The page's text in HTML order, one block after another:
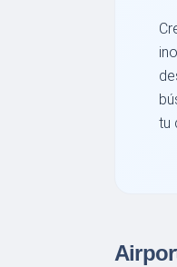
tu